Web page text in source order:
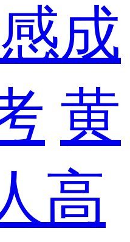
成
黄
高